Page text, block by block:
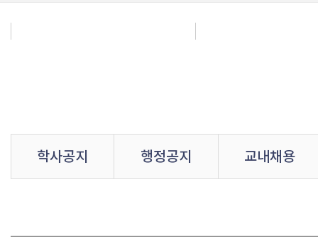
학사공지 행정공지 교내채용